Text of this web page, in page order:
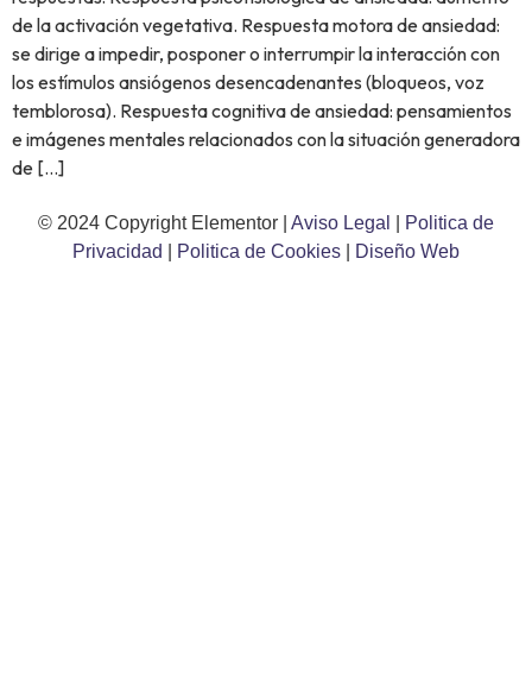
de la activación vegetativa. Respuesta motora de ansiedad:
se dirige a impedir, posponer o interrumpir la interacción con
los estímulos ansiógenos desencadenantes (bloqueos, voz
temblorosa). Respuesta cognitiva de ansiedad: pensamientos
e imágenes mentales relacionados con la situación generadora
de […]
© 2024 Copyright Elementor | Aviso Legal
Politica de
Privacidad
Politica de Cookies Diseño Web